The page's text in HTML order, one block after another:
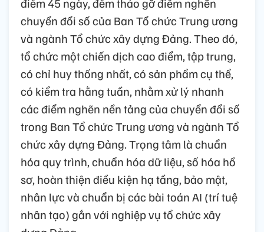
điểm 45 ngày, đêm tháo gỡ điểm nghẽn
chuyển đổi số của Ban Tổ chức Trung ương
và ngành Tổ chức xây dựng Đảng. Theo đó,
tổ chức một chiến dịch cao điểm, tập trung,
có chỉ huy thống nhất, có sản phẩm cụ thể,
có kiểm tra hằng tuần, nhằm xử lý nhanh
các điểm nghẽn nền tảng của chuyển đổi số
trong Ban Tổ chức Trung ương và ngành Tổ
chức xây dựng Đảng. Trọng tâm là chuẩn
hóa quy trình, chuẩn hóa dữ liệu, số hóa hồ
sơ, hoàn thiện điều kiện hạ tầng, bảo mật,
nhân lực và chuẩn bị các bài toán AI (trí tuệ
nhân tạo) gắn với nghiệp vụ tổ chức xây